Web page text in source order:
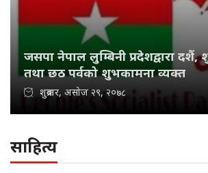
जसपा नेपाल लुम्बिनी प्रदेशद्वारा दशैं,
तथा छठ पर्वको शुभकामना व्यक्त
शुक्रबार, असोज २९, २०७८
साहित्य